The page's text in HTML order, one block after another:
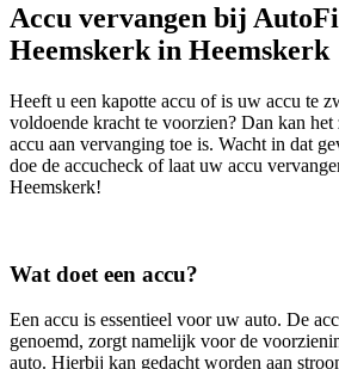
Accu vervangen bij
Heemskerk in Heemskerk
Heeft u een kapotte accu of is uw accu te
voldoende kracht te voorzien? Dan kan
accu aan vervanging toe is. Wacht in dat
doe de accucheck of laat uw accu
Heemskerk!
Wat doet een accu?
Een accu is essentieel voor uw auto. De
genoemd, zorgt namelijk voor de
auto. Hierbij kan gedacht worden aan